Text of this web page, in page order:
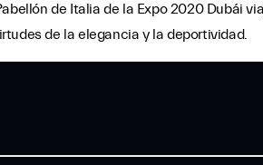
de Italia de la Expo 2020 Dubái
de la elegancia y la deportividad.